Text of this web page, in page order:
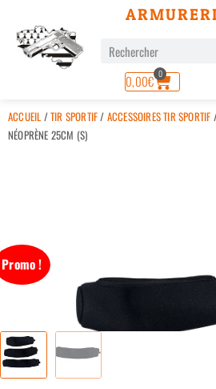
0,00€ 0
ACCUEIL /TIR SPORTIF/ ACCESSOIRES TIR SPORTIF
NÉOPRÈNE 25CM (S)
Promo !